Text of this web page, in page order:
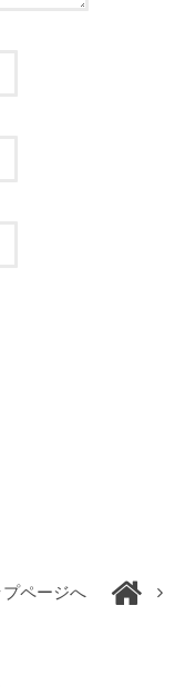
プページへ